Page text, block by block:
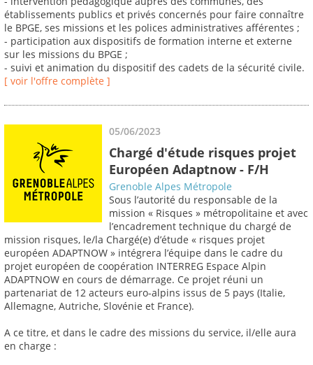
établissements publics et privés concernés pour faire connaître
le BPGE, ses missions et les polices administratives afférentes ;
- participation aux dispositifs de formation interne et externe
sur les missions du BPGE ;
- suivi et animation du dispositif des cadets de la sécurité civile.
[ voir l'offre complète ]
05/06/2023
Chargé d'étude risques projet
Européen Adaptnow - F/H
Grenoble Alpes Métropole
Sous l’autorité du responsable de la
mission « Risques » métropolitaine et avec
l’encadrement technique du chargé de
mission risques, le/la Chargé(e) d’étude « risques projet
européen ADAPTNOW » intégrera l’équipe dans le cadre du
projet européen de coopération INTERREG Espace Alpin
ADAPTNOW en cours de démarrage. Ce projet réuni un
partenariat de 12 acteurs euro-alpins issus de 5 pays (Italie,
Allemagne, Autriche, Slovénie et France).
A ce titre, et dans le cadre des missions du service, il/elle aura
en charge :